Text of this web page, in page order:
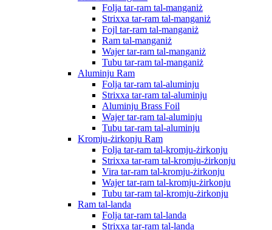
Folja tar-ram tal-manganiż
Strixxa tar-ram tal-manganiż
Fojl tar-ram tal-manganiż
Ram tal-manganiż
Wajer tar-ram tal-manganiż
Tubu tar-ram tal-manganiż
Aluminju Ram
Folja tar-ram tal-aluminju
Strixxa tar-ram tal-aluminju
Aluminju Brass Foil
Wajer tar-ram tal-aluminju
Tubu tar-ram tal-aluminju
Kromju-żirkonju Ram
Folja tar-ram tal-kromju-żirkonju
Strixxa tar-ram tal-kromju-żirkonju
Vira tar-ram tal-kromju-żirkonju
Wajer tar-ram tal-kromju-żirkonju
Tubu tar-ram tal-kromju-żirkonju
Ram tal-landa
Folja tar-ram tal-landa
Strixxa tar-ram tal-landa